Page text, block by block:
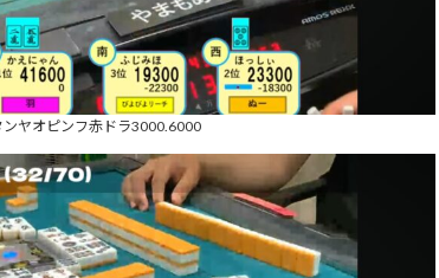
ヤオピンフ赤ドラ3000.6000